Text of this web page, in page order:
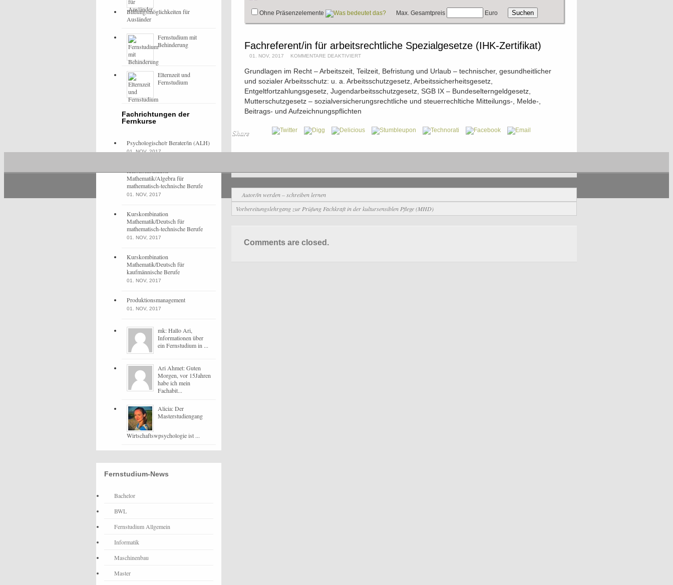
Ohne Präsenzelemente Max. Gesamtpreis Euro
Fachreferent/in für arbeitsrechtliche Spezialgesetze (IHK-Zertifikat)
01. NOV, 2017 KOMMENTARE DEAKTIVIERT
Grundlagen im Recht – Arbeitszeit, Teilzeit, Befristung und Urlaub – technischer, gesundheitlicher
und sozialer Arbeitsschutz: u. a. Arbeitsschutzgesetz, Arbeitssicherheitsgesetz,
Entgeltfortzahlungsgesetz, Jugendarbeitsschutzgesetz, SGB IX – Bundeselterngeldgesetz,
Mutterschutzgesetz – sozialversicherungsrechtliche und steuerrechltiche Mitteilungs-, Melde-,
Beitrags- und Aufzeichnungspflichten
Share
Autor/in werden – schreiben lernen
Vorbereitungslehrgang zur Prüfung Fachkraft in der kultursensiblen Pflege (MHD)
Comments are closed.
Bildungsmöglichkeiten für
Ausländer
Fernstudium mit
Behinderung
Elternzeit und
Fernstudium
Fachrichtungen der
Fernkurse
Psychologische/r Berater/in (ALH)
01. NOV, 2017
Kurskombination
Mathematik/Algebra für
mathematisch-technische Berufe
01. NOV, 2017
Kurskombination
Mathematik/Deutsch für
mathematisch-technische Berufe
01. NOV, 2017
Kurskombination
Mathematik/Deutsch für
kaufmännische Berufe
01. NOV, 2017
Produktionsmanagement
01. NOV, 2017
mk: Hallo Ari,
Informationen über
ein Fernstudium in ...
Ari Ahmet: Guten
Morgen, vor 15Jahren
habe ich mein
Fachabit...
Alicia: Der
Masterstudiengang
Wirtschaftswpsychologie ist ...
Fernstudium-News
Bachelor
BWL
Fernstudium Allgemein
Informatik
Maschinenbau
Master